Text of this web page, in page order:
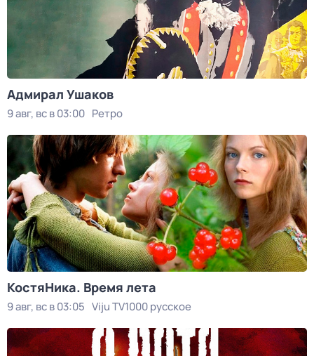
Адмирал Ушаков
9 авг, вс в 03:00 Ретро
КостяНика. Время лета
9 авг, вс в 03:05 Viju TV1000 русское